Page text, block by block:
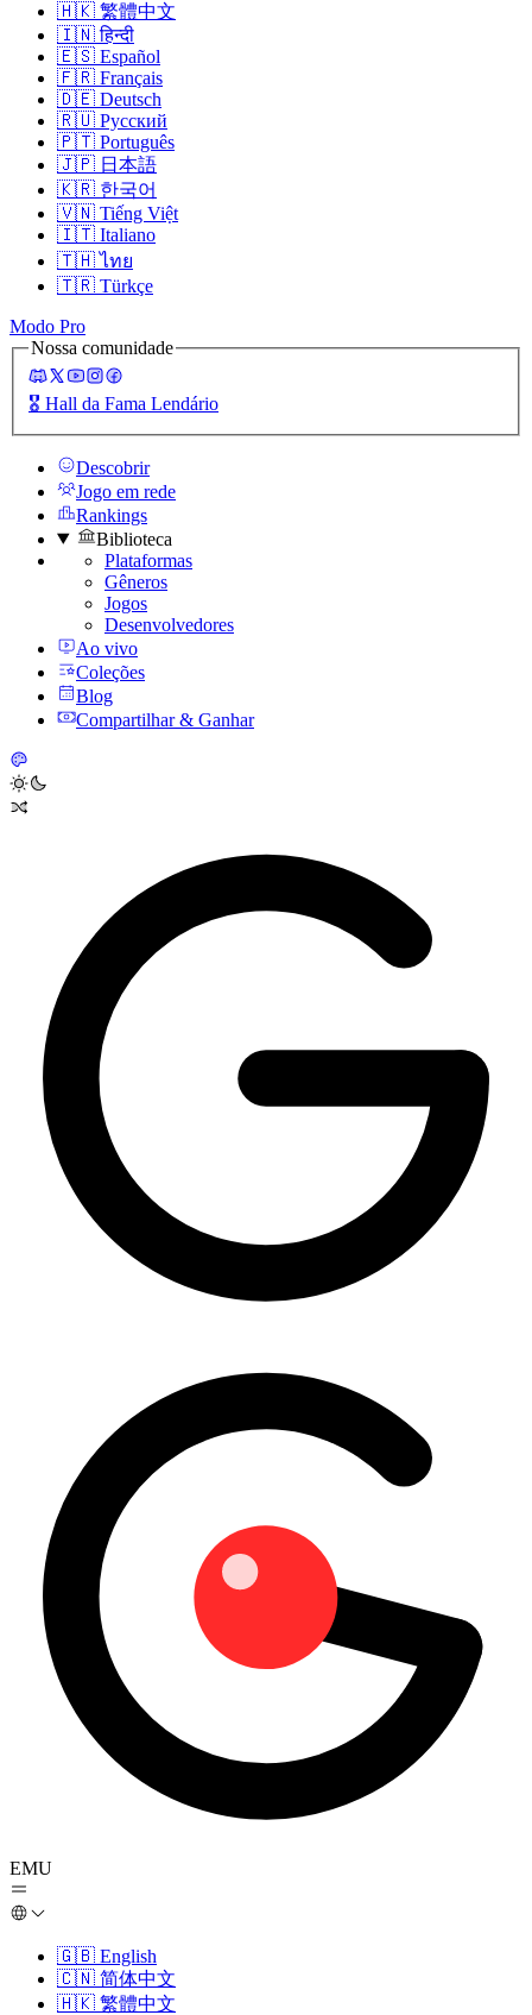
🇭🇰 繁體中文
🇮🇳 हिन्दी
🇪🇸 Español
🇫🇷 Français
🇩🇪 Deutsch
🇷🇺 Русский
🇵🇹 Português
🇯🇵 日本語
🇰🇷 한국어
🇻🇳 Tiếng Việt
🇮🇹 Italiano
🇹🇭 ไทย
🇹🇷 Türkçe
Modo Pro
Nossa comunidade
🎖️ Hall da Fama Lendário
Descobrir
Jogo em rede
Rankings
Biblioteca
Plataformas
Gêneros
Jogos
Desenvolvedores
Ao vivo
Coleções
Blog
Compartilhar & Ganhar
EMU
🇬🇧 English
🇨🇳 简体中文
🇭🇰 繁體中文